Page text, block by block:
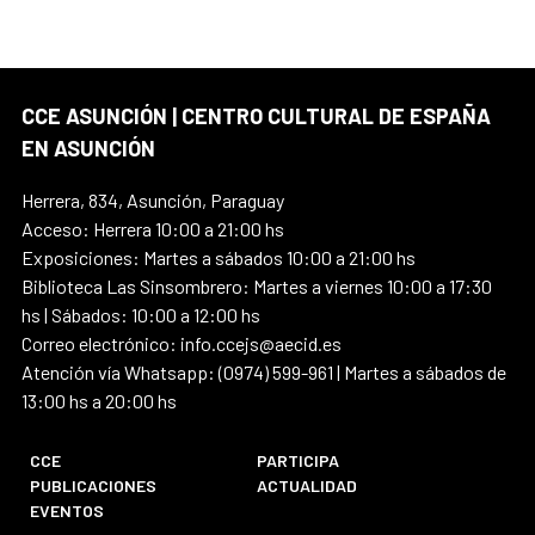
CCE ASUNCIÓN | CENTRO CULTURAL DE ESPAÑA
EN ASUNCIÓN
Herrera, 834, Asunción, Paraguay
Acceso: Herrera 10:00 a 21:00 hs
Exposiciones: Martes a sábados 10:00 a 21:00 hs
Biblioteca Las Sinsombrero: Martes a viernes 10:00 a 17:30
hs | Sábados: 10:00 a 12:00 hs
Correo electrónico: info.ccejs@aecid.es
Atención vía Whatsapp: (0974) 599-961 | Martes a sábados de
13:00 hs a 20:00 hs
CCE
PARTICIPA
PUBLICACIONES
ACTUALIDAD
EVENTOS